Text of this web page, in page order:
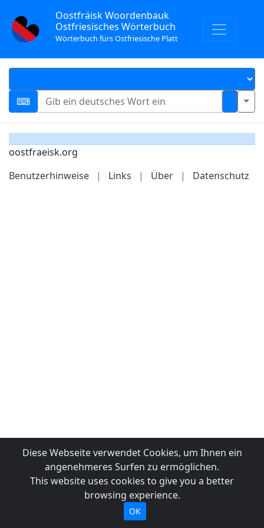
Oostfräisk Woordenbauk
Ostfriesisches Wörterbuch
Wörterbuch fürs Ostfriesische Platt
oostfraeisk.org
Benutzerhinweise
| Links | Über | Datenschutz
Diese Webseite verwendet Cookies, um Ihnen ein
angenehmeres Surfen zu ermöglichen.
This website uses cookies to give you a better
browsing experience.
OK